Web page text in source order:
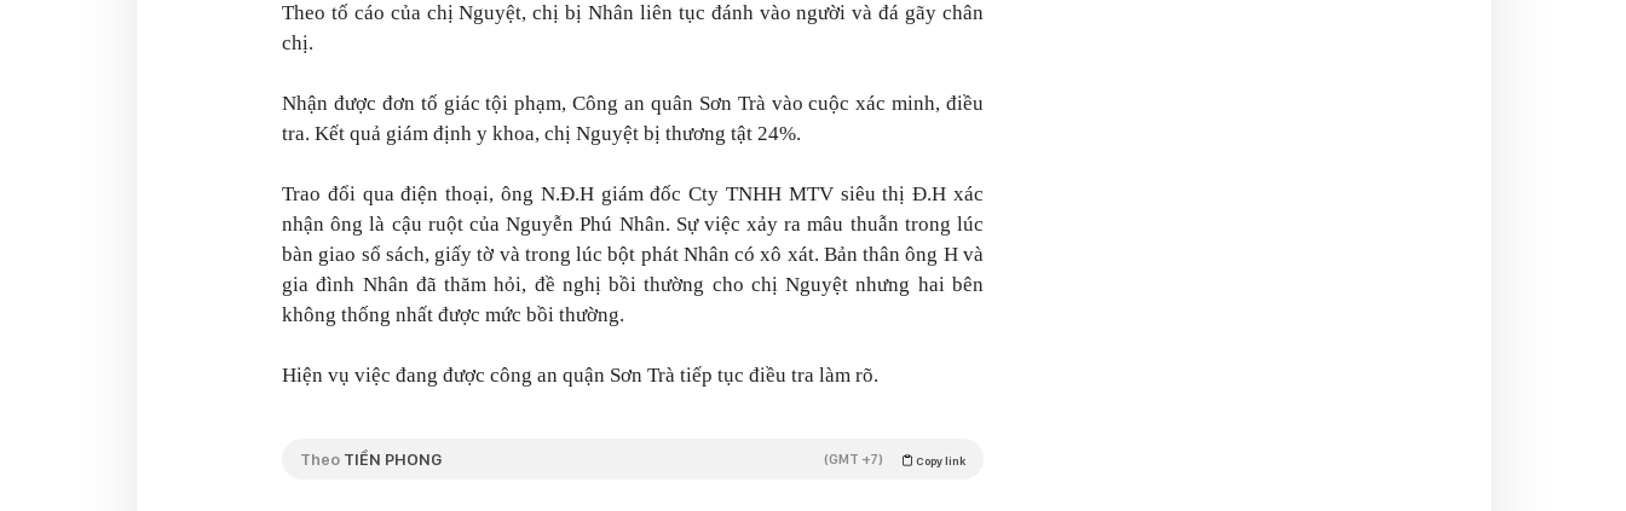
Theo tố cáo của chị Nguyệt, chị bị Nhân liên tục đánh vào người và đá gãy chân
chị.
Nhận được đơn tố giác tội phạm, Công an quân Sơn Trà vào cuộc xác minh, điều
tra. Kết quả giám định y khoa, chị Nguyệt bị thương tật 24%.
Trao đổi qua điện thoại, ông N.Đ.H giám đốc Cty TNHH MTV siêu thị Đ.H xác
nhận ông là cậu ruột của Nguyễn Phú Nhân. Sự việc xảy ra mâu thuẫn trong lúc
bàn giao sổ sách, giấy tờ và trong lúc bột phát Nhân có xô xát. Bản thân ông H và
gia đình Nhân đã thăm hỏi, đề nghị bồi thường cho chị Nguyệt nhưng hai bên
không thống nhất được mức bồi thường.
Hiện vụ việc đang được công an quận Sơn Trà tiếp tục điều tra làm rõ.
Theo TIỀN PHONG Copy link
(GMT +7)